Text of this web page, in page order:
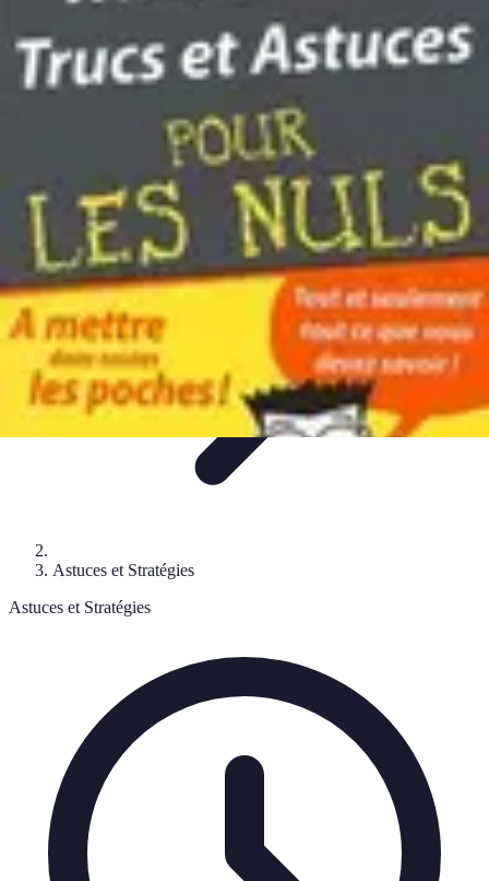
Astuces et Stratégies tutorielsStratégies de JeuComparatifsJeux en
Famille
Astuces Jeux Société
Astuces et Stratégies
Astuces et Stratégies